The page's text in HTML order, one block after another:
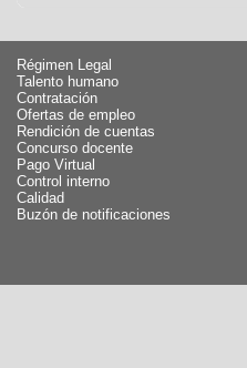
Régimen Legal
Talento humano
Contratación
Ofertas de empleo
Rendición de cuentas
Concurso docente
Pago Virtual
Control interno
Calidad
Buzón de notificaciones